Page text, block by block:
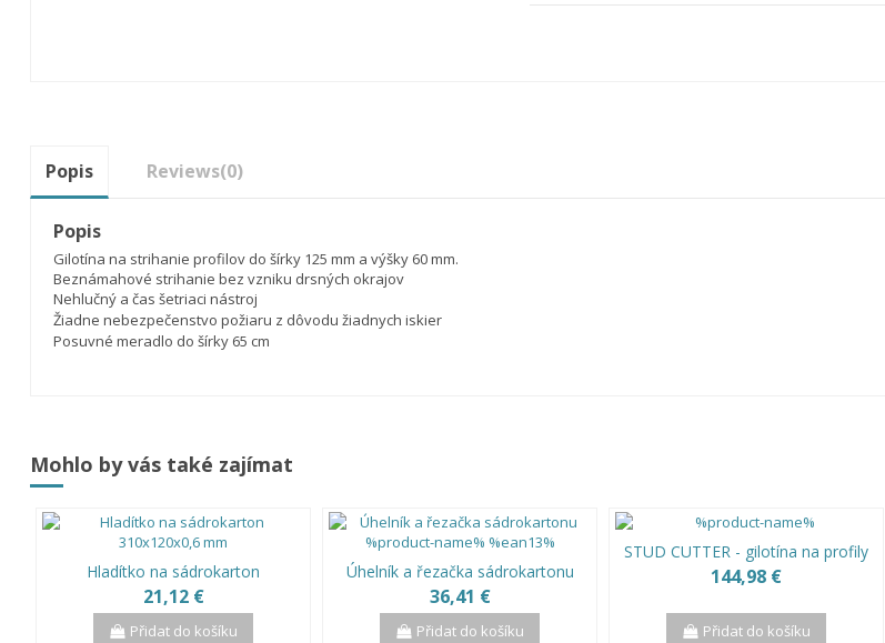
Popis Reviews(0)
Popis
Gilotína na strihanie profilov do šírky 125 mm a výšky 60 mm.
Beznámahové strihanie bez vzniku drsných okrajov
Nehlučný a čas šetriaci nástroj
Žiadne nebezpečenstvo požiaru z dôvodu žiadnych iskier
Posuvné meradlo do šírky 65 cm
Mohlo by vás také zajímat
Hladítko na sádrokarton
21,12 €
Přidat do košíku
Úhelník a řezačka sádrokartonu
36,41 €
Přidat do košíku
STUD CUTTER - gilotína na profily
144,98 €
Přidat do košíku